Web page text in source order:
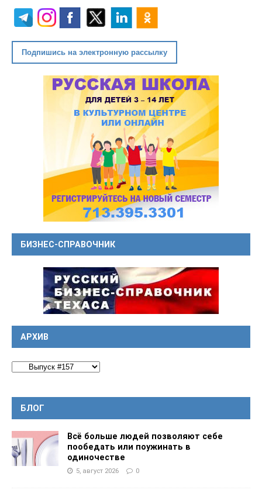
Подпишись на электронную рассылку
БИЗНЕС-СПРАВОЧНИК
АРХИВ
БЛОГ
Всё больше людей позволяют себе
пообедать или поужинать в
одиночестве
5, август 2026 0